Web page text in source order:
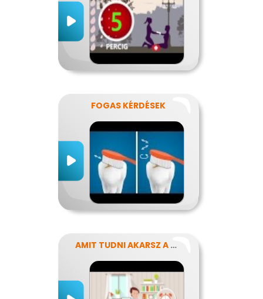
FOGAS KÉRDÉSEK
AMIT TUDNI AKARSZ A NÁTHÁRÓL